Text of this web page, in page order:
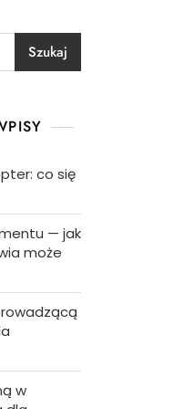
Szukaj
co się
— jak
może
w